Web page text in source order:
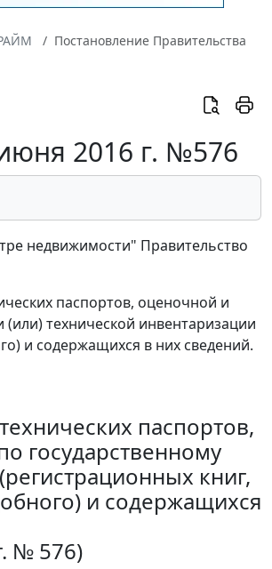
Постановление Правительства
2016 г. №576
недвижимости" Правительство
паспортов, оценочной и
технической инвентаризации
и содержащихся в них сведений.
паспортов,
государственному
книг,
и содержащихся
№ 576)